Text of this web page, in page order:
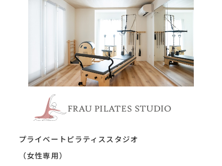
プライベートピラティススタジオ
（女性専用）